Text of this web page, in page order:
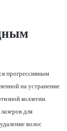
прогрессивным
на устранение
коллегии.
для
волос